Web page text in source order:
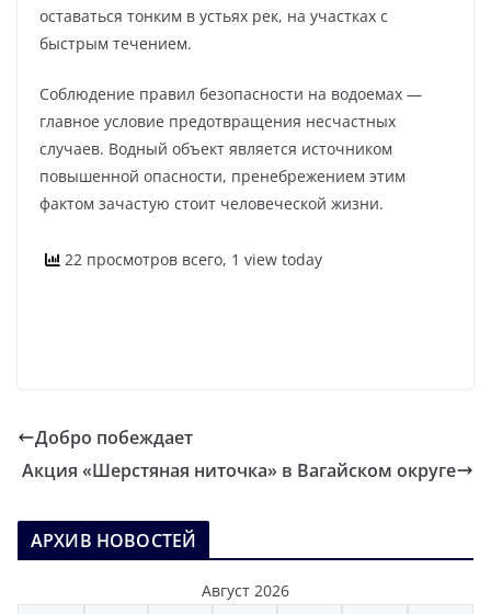
оставаться тонким в устьях рек, на участках с
быстрым течением.
Соблюдение правил безопасности на водоемах —
главное условие предотвращения несчастных
случаев. Водный объект является источником
повышенной опасности, пренебрежением этим
фактом зачастую стоит человеческой жизни.
22 просмотров всего, 1 view today
Добро побеждает
Акция «Шерстяная ниточка» в Вагайском округе
АРХИВ НОВОСТЕЙ
Август 2026